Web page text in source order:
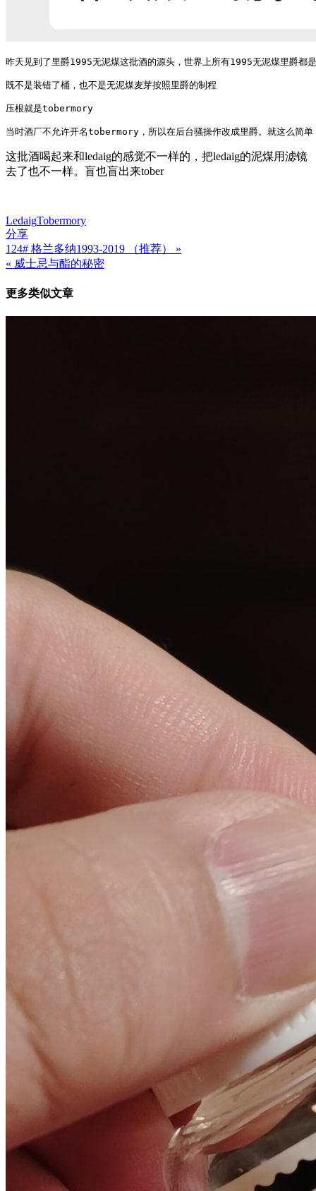
昨天见到了里爵1995无泥煤这批酒的源头，世界上所有1995无泥煤里爵都
既不是装错了桶，也不是无泥煤麦芽按照里爵的制程
压根就是tobermory
当时酒厂不允许开名tobermory，所以在后台骚操作改成里爵。就这么简单
这批酒喝起来和ledaig的感觉不一样的，把ledaig的泥煤用滤镜
去了也不一样。盲也盲出来tober
LedaigTobermory
分享
文
章
导
航
124# 格兰多纳1993-2019 （推荐） »
« 威士忌与酯的秘密
更多类似文章